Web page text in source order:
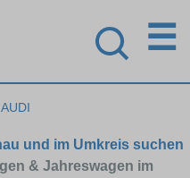
☰
AUDI
und im Umkreis suchen
& Jahreswagen im